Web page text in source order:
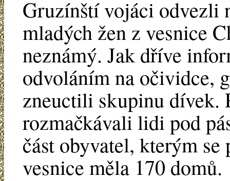
Gruzínští vojáci odvezli
mladých žen z vesnice
neznámý. Jak dříve
odvoláním na očividce,
zneuctili skupinu dívek.
rozmačkávali lidi pod
část obyvatel, kterým
vesnice měla 170 domů.